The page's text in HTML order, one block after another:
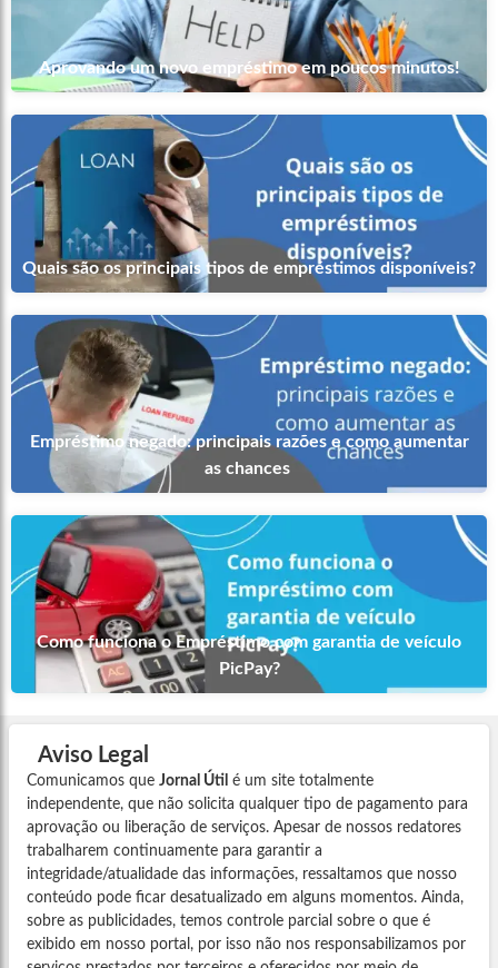
Aprovando um novo empréstimo em poucos minutos!
Quais são os principais tipos de empréstimos disponíveis?
Empréstimo negado: principais razões e como aumentar
as chances
Como funciona o Empréstimo com garantia de veículo
PicPay?
Aviso Legal
Comunicamos que Jornal Útil é um site totalmente
independente, que não solicita qualquer tipo de pagamento para
aprovação ou liberação de serviços. Apesar de nossos redatores
trabalharem continuamente para garantir a
integridade/atualidade das informações, ressaltamos que nosso
conteúdo pode ficar desatualizado em alguns momentos. Ainda,
sobre as publicidades, temos controle parcial sobre o que é
exibido em nosso portal, por isso não nos responsabilizamos por